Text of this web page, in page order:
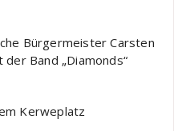
Bürgermeister Carsten
der Band „Diamonds“
Kerweplatz